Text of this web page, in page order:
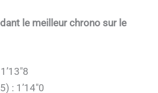
le meilleur chrono sur le
: 1’14″0